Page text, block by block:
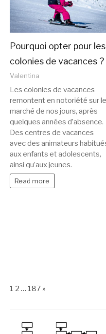
Pourquoi opter pour les
colonies de vacances ?
Valentina
Les colonies de vacances
remontent en notoriété sur le
marché de nos jours, après
quelques années d’absence.
Des centres de vacances
avec des animateurs
aux enfants et adolescents,
ainsi qu’aux jeunes.
Read more
Page:
1 2 … 187 Next
»